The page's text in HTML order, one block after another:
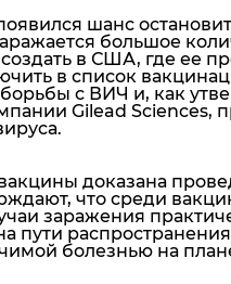
шанс
большое
в США, где ее
в список
с ВИЧ и, как
Gilead Sciences,
доказана
что среди
заражения
пути
болезнью на